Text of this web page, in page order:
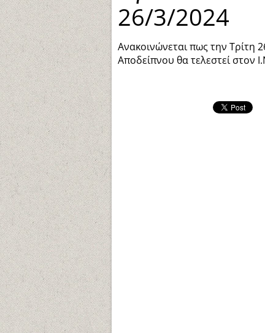
26/3/2024
Ανακοινώνεται πως την Τρίτη
Αποδείπνου θα τελεστεί στον